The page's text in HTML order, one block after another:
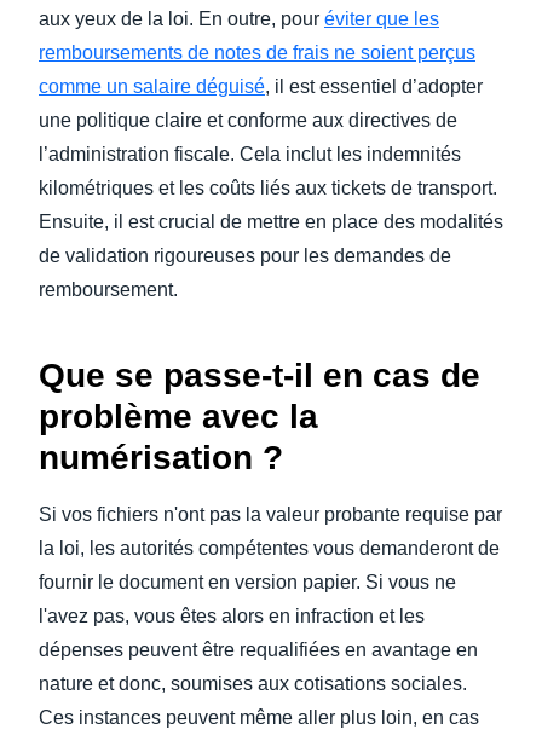
aux yeux de la loi. En outre, pour éviter que les
remboursements de notes de frais ne soient perçus
comme un salaire déguisé, il est essentiel d’adopter
une politique claire et conforme aux directives de
l’administration fiscale. Cela inclut les indemnités
kilométriques et les coûts liés aux tickets de transport.
Ensuite, il est crucial de mettre en place des modalités
de validation rigoureuses pour les demandes de
remboursement.
Que se passe-t-il en cas de
problème avec la
numérisation ?
Si vos fichiers n'ont pas la valeur probante requise par
la loi, les autorités compétentes vous demanderont de
fournir le document en version papier. Si vous ne
l'avez pas, vous êtes alors en infraction et les
dépenses peuvent être requalifiées en avantage en
nature et donc, soumises aux cotisations sociales.
Ces instances peuvent même aller plus loin, en cas